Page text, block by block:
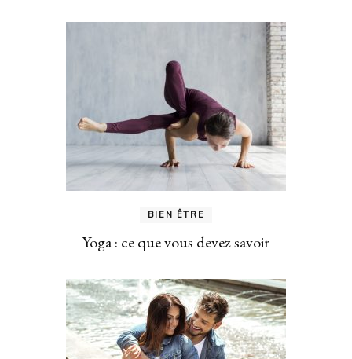
BIEN ÊTRE
Yoga : ce que vous devez savoir